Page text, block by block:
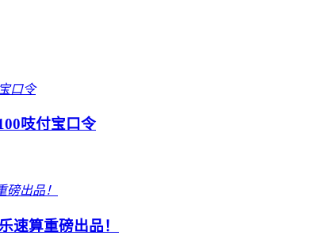
吱付宝口令
速算重磅出品！